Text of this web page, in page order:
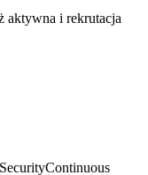
aktywna i rekrutacja
SecurityContinuous